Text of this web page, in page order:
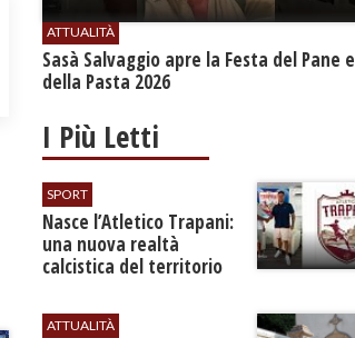
ATTUALITÀ
Sasà Salvaggio apre la Festa del Pane e
della Pasta 2026
I Più Letti
SPORT
Nasce l’Atletico Trapani:
una nuova realtà
calcistica del territorio
ATTUALITÀ